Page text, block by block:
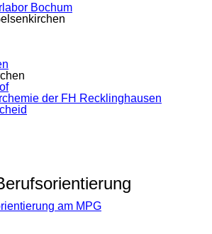
Bochum
der FH Recklinghausen
am MPG